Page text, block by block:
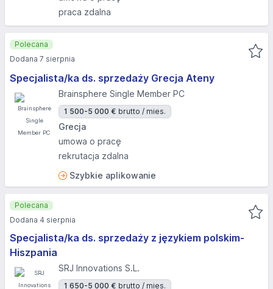
praca zdalna
Specjalista/ka ds. sprzedaży Grecja Ateny
Brainsphere Single Member PC
1 500-5 000 € brutto / mies.
Grecja
umowa o pracę
rekrutacja zdalna
Szybkie aplikowanie
Polecana
Dodana 7 sierpnia
Specjalista/ka ds. sprzedaży z językiem polskim-
Hiszpania
SRJ Innovations S.L.
1 650-5 000 € brutto / mies.
Polecana
Dodana 4 sierpnia